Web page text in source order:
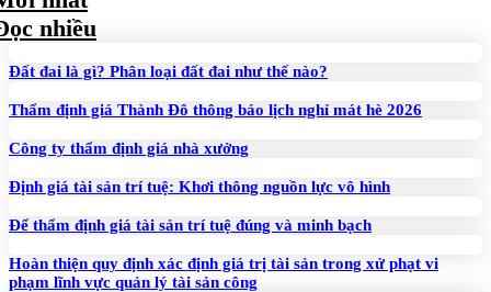
nhiều
Đất đai là gì? Phân loại đất đai như thế nào?
Thẩm định giá Thành Đô thông báo lịch nghỉ mát hè 2026
Công ty thẩm định giá nhà xưởng
Định giá tài sản trí tuệ: Khơi thông nguồn lực vô hình
Để thẩm định giá tài sản trí tuệ đúng và minh bạch
Hoàn thiện quy định xác định giá trị tài sản trong xử phạt vi
phạm lĩnh vực quản lý tài sản công